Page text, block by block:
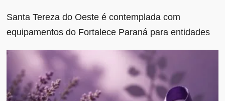
Santa Tereza do Oeste é contemplada com
equipamentos do Fortalece Paraná para entidades